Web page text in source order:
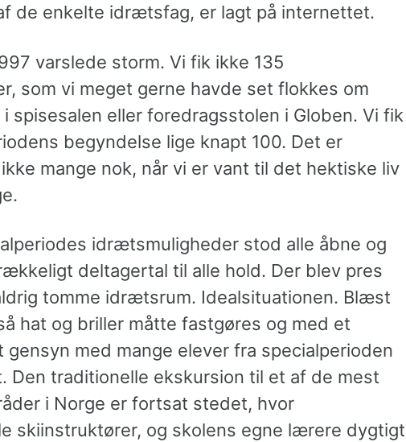
de enkelte idrætsfag, er lagt på internettet.
varslede storm. Vi fik ikke 135
som vi meget gerne havde set flokkes om
eller foredragsstolen i Globen. Vi fik
begyndelse lige knapt 100. Det er
mange nok, når vi er vant til det hektiske liv
idrætsmuligheder stod alle åbne og
deltagertal til alle hold. Der blev pres
tomme idrætsrum. Idealsituationen. Blæst
hat og briller måtte fastgøres og med et
gensyn med mange elever fra specialperioden
Den traditionelle ekskursion til et af de mest
i Norge er fortsat stedet, hvor
skiinstruktører, og skolens egne lærere dygtigt